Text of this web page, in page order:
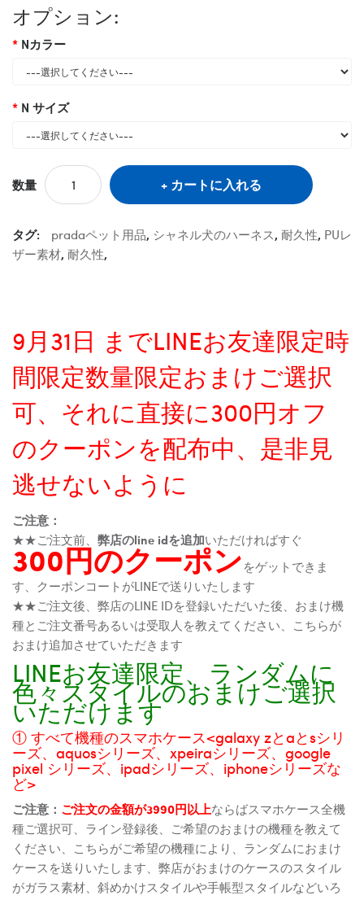
オプション:
Nカラー
N サイズ
数量 カートに入れる
タグ: pradaペット用品, シャネル犬のハーネス, 耐久性, PUレ
ザー素材, 耐久性,
9月31日 までLINEお友達限定時
間限定数量限定おまけご選択
可、それに直接に300円オフ
のクーポンを配布中、是非見
逃せないように
ご注意：
★★ご注文前、 弊店のline idを追加いただければすぐ
300円のクーポンをゲットできま
す、クーポンコートがLINEで送りいたします
★★ご注文後、弊店のLINE IDを登録いただいた後、おまけ機
種とご注文番号あるいは受取人を教えてください、こちらが
おまけ追加させていただきます
LINEお友達限定、ランダムに
色々スタイルのおまけご選択
いただけます
① すべて機種のスマホケース<galaxy zとaとsシリ
ーズ、aquosシリーズ、xpeiraシリーズ、google
pixel シリーズ、ipadシリーズ、iphoneシリーズな
ど>
ご注意： ご注文の金額が3990円以上ならばスマホケース全機
種ご選択可、ライン登録後、ご希望のおまけの機種を教えて
ください、こちらがご希望の機種により、ランダムにおまけ
ケースを送りいたします、弊店がおまけのケースのスタイル
がガラス素材、斜めかけスタイルや手帳型スタイルなどいろ